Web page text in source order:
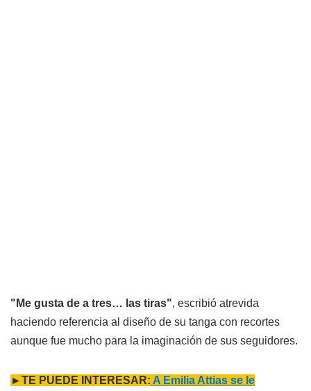
"Me gusta de a tres… las tiras", escribió atrevida
haciendo referencia al diseño de su tanga con recortes
aunque fue mucho para la imaginación de sus seguidores.
►TE PUEDE INTERESAR: A Emilia Attias se le